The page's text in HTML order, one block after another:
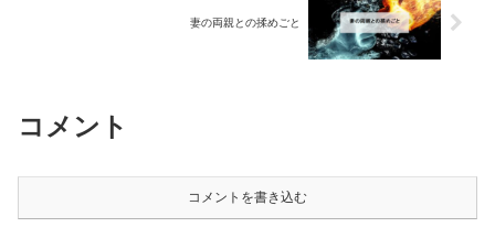
妻の両親との揉めごと
コメント
コメントを書き込む